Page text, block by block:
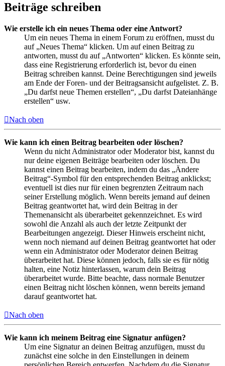
Beiträge schreiben
Wie erstelle ich ein neues Thema oder eine Antwort?
Um ein neues Thema in einem Forum zu eröffnen, musst du
auf „Neues Thema“ klicken. Um auf einen Beitrag zu
antworten, musst du auf „Antworten“ klicken. Es könnte sein,
dass eine Registrierung erforderlich ist, bevor du einen
Beitrag schreiben kannst. Deine Berechtigungen sind jeweils
am Ende der Foren- und der Beitragsansicht aufgelistet. Z. B.
„Du darfst neue Themen erstellen“, „Du darfst Dateianhänge
erstellen“ usw.
Nach oben
Wie kann ich einen Beitrag bearbeiten oder löschen?
Wenn du nicht Administrator oder Moderator bist, kannst du
nur deine eigenen Beiträge bearbeiten oder löschen. Du
kannst einen Beitrag bearbeiten, indem du das „Ändere
Beitrag“-Symbol für den entsprechenden Beitrag anklickst;
eventuell ist dies nur für einen begrenzten Zeitraum nach
seiner Erstellung möglich. Wenn bereits jemand auf deinen
Beitrag geantwortet hat, wird dein Beitrag in der
Themenansicht als überarbeitet gekennzeichnet. Es wird
sowohl die Anzahl als auch der letzte Zeitpunkt der
Bearbeitungen angezeigt. Dieser Hinweis erscheint nicht,
wenn noch niemand auf deinen Beitrag geantwortet hat oder
wenn ein Administrator oder Moderator deinen Beitrag
überarbeitet hat. Diese können jedoch, falls sie es für nötig
halten, eine Notiz hinterlassen, warum dein Beitrag
überarbeitet wurde. Bitte beachte, dass normale Benutzer
einen Beitrag nicht löschen können, wenn bereits jemand
darauf geantwortet hat.
Nach oben
Wie kann ich meinem Beitrag eine Signatur anfügen?
Um eine Signatur an deinen Beitrag anzufügen, musst du
zunächst eine solche in den Einstellungen in deinem